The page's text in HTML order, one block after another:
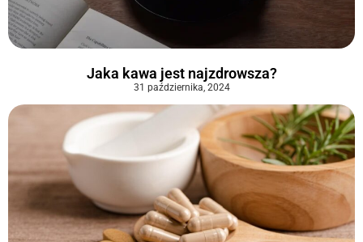
Jaka kawa jest najzdrowsza?
31 października, 2024